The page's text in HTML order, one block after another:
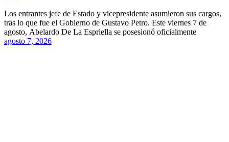
Los entrantes jefe de Estado y vicepresidente asumieron sus cargos,
tras lo que fue el Gobierno de Gustavo Petro. Este viernes 7 de
agosto, Abelardo De La Espriella se posesionó oficialmente
agosto 7, 2026